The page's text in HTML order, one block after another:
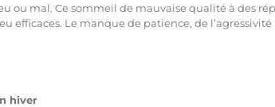
ou mal. Ce sommeil de mauvaise qualité à des
efficaces. Le manque de patience, de
hiver